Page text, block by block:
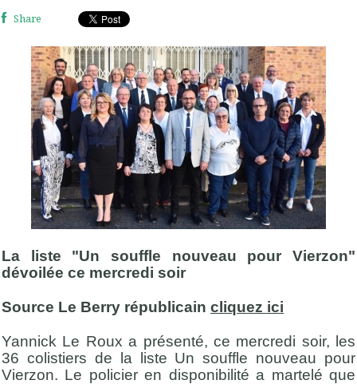
Share
La liste "Un souffle nouveau pour Vierzon"
dévoilée ce mercredi soir
Source Le Berry républicain cliquez ici
Yannick Le Roux a présenté, ce mercredi soir, les
36 colistiers de la liste Un souffle nouveau pour
Vierzon. Le policier en disponibilité a martelé que